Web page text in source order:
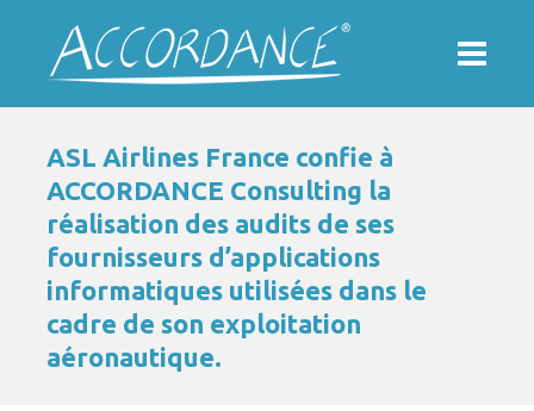
ASL Airlines France confie à
ACCORDANCE Consulting la
réalisation des audits de ses
fournisseurs d’applications
informatiques utilisées dans le
cadre de son exploitation
aéronautique.